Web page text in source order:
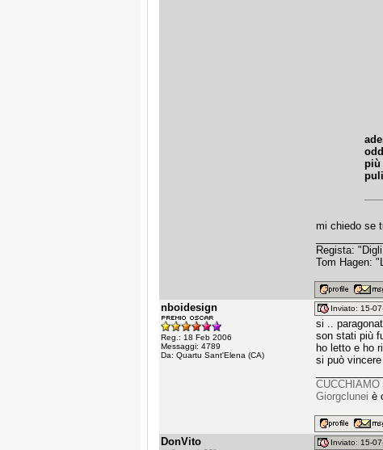
più
mi chiedo se
Regista:
Tom Hagen:
nboidesign
Reg.: 18 Feb 2006
Messaggi: 4789
Da: Quartu Sant'Elena (CA)
Inviato: 15-
si ..
son stati più
ho letto e ho
si può
CUCCHIAMO
Giorgclunei è
DonVito Inviato: 15-